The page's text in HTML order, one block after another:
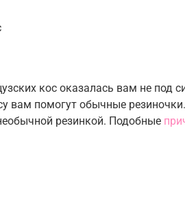
кос оказалась вам не под
вам помогут обычные
резинкой. Подобные